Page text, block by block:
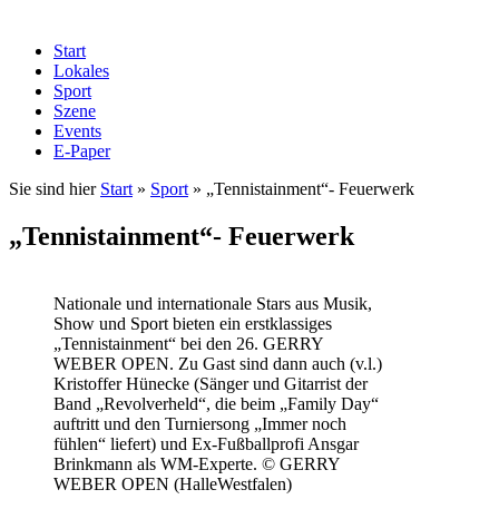
Start
Lokales
Sport
Szene
Events
E-Paper
Sie sind hier Start » Sport » „Tennistainment“- Feuerwerk
„Tennistainment“- Feuerwerk
Nationale und internationale Stars aus Musik,
Show und Sport bieten ein erstklassiges
„Tennistainment“ bei den 26. GERRY
WEBER OPEN. Zu Gast sind dann auch (v.l.)
Kristoffer Hünecke (Sänger und Gitarrist der
Band „Revolverheld“, die beim „Family Day“
auftritt und den Turniersong „Immer noch
fühlen“ liefert) und Ex-Fußballprofi Ansgar
Brinkmann als WM-Experte. © GERRY
WEBER OPEN (HalleWestfalen)